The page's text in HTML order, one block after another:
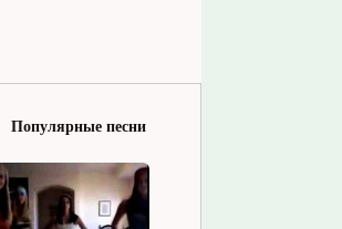
Популярные песни